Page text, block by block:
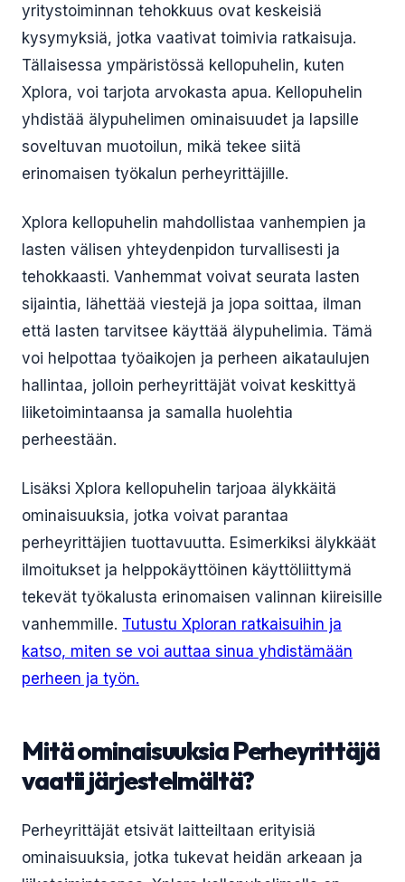
yritystoiminnan tehokkuus ovat keskeisiä
kysymyksiä, jotka vaativat toimivia ratkaisuja.
Tällaisessa ympäristössä kellopuhelin, kuten
Xplora, voi tarjota arvokasta apua. Kellopuhelin
yhdistää älypuhelimen ominaisuudet ja lapsille
soveltuvan muotoilun, mikä tekee siitä
erinomaisen työkalun perheyrittäjille.
Xplora kellopuhelin mahdollistaa vanhempien ja
lasten välisen yhteydenpidon turvallisesti ja
tehokkaasti. Vanhemmat voivat seurata lasten
sijaintia, lähettää viestejä ja jopa soittaa, ilman
että lasten tarvitsee käyttää älypuhelimia. Tämä
voi helpottaa työaikojen ja perheen aikataulujen
hallintaa, jolloin perheyrittäjät voivat keskittyä
liiketoimintaansa ja samalla huolehtia
perheestään.
Lisäksi Xplora kellopuhelin tarjoaa älykkäitä
ominaisuuksia, jotka voivat parantaa
perheyrittäjien tuottavuutta. Esimerkiksi älykkäät
ilmoitukset ja helppokäyttöinen käyttöliittymä
tekevät työkalusta erinomaisen valinnan kiireisille
vanhemmille. Tutustu Xploran ratkaisuihin ja
katso, miten se voi auttaa sinua yhdistämään
perheen ja työn.
Mitä ominaisuuksia Perheyrittäjä
vaatii järjestelmältä?
Perheyrittäjät etsivät laitteiltaan erityisiä
ominaisuuksia, jotka tukevat heidän arkeaan ja